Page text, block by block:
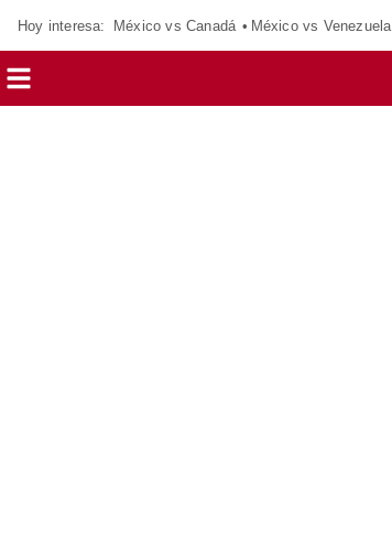
Hoy interesa: México vs Canadá México vs Venezuela